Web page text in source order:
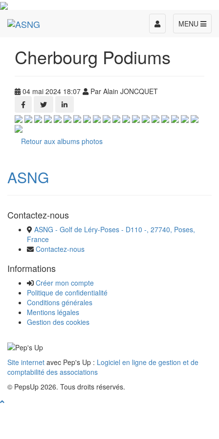
MENU
Toggle
navigation
Cherbourg Podiums
04 mai 2024 18:07 Par Alain JONCQUET
Retour aux albums photos
ASNG
Contactez-nous
ASNG - Golf de Léry-Poses - D110 -, 27740, Poses,
France
Contactez-nous
Informations
Créer mon compte
Politique de confidentialité
Conditions générales
Mentions légales
Gestion des cookies
Site internet avec Pep's Up : Logiciel en ligne de gestion et de
comptabilité des associations
© PepsUp 2026. Tous droits réservés.